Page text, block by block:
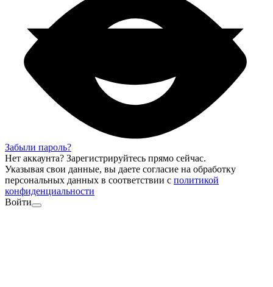
Забыли пароль?
Нет аккаунта? Зарегистрируйтесь прямо сейчас.
Указывая свои данные, вы даете согласие на обработку
персональных данных в соответствии с политикой
конфиденциальности
Войти